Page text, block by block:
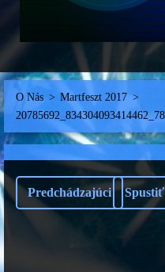
O Nás > Martfeszt 2017 >
Predchádzajúci Spustiť